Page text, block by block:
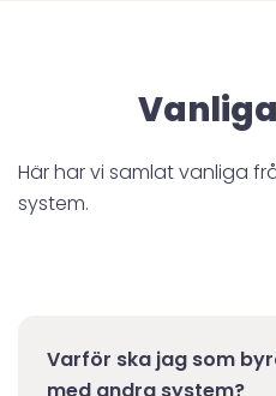
Här har vi samlat vanliga
system.
Varför ska jag som